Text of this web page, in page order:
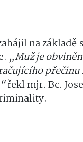
na
„Muž je
přečinu
řekl mjr. Bc.